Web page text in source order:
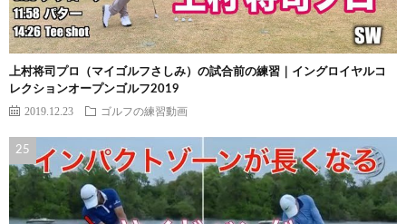
上村将司プロ（マイゴルフさしみ）の試合前の練習｜イングロイヤルコ
レクションオープンゴルフ2019
2019.12.23 ゴルフの練習動画